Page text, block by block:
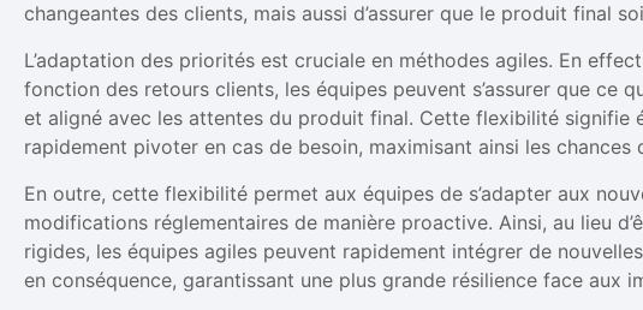
changeantes des clients, mais aussi d’assurer que le produit final
L’adaptation des priorités est cruciale en méthodes agiles. En
fonction des retours clients, les équipes peuvent s’assurer que ce
et aligné avec les attentes du produit final. Cette flexibilité signifie
rapidement pivoter en cas de besoin, maximisant ainsi les chances
En outre, cette flexibilité permet aux équipes de s’adapter aux
modifications réglementaires de manière proactive. Ainsi, au lieu
rigides, les équipes agiles peuvent rapidement intégrer de
en conséquence, garantissant une plus grande résilience face aux